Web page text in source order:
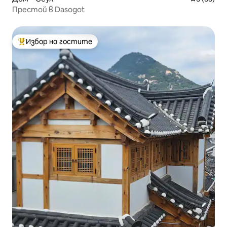
Престой в Dasogot
Най-популярен избор на гостите
Избор на гостите